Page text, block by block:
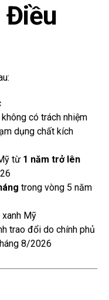
Điều
có trách nhiệm
dụng chất kích
từ 1 năm trở lên
trong vòng 5 năm
Mỹ
trao đổi do chính phủ
8/2026